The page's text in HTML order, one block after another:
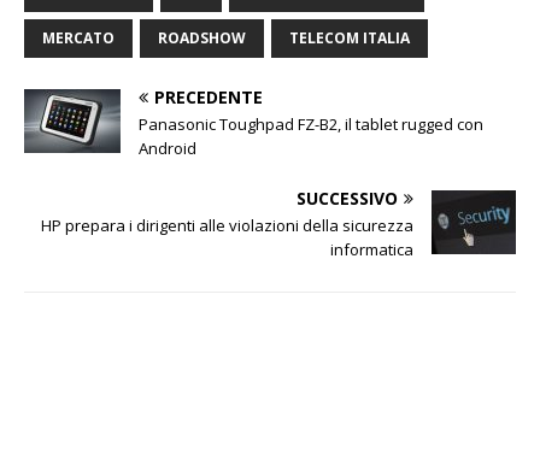
MERCATO ROADSHOW TELECOM ITALIA
PRECEDENTE
Panasonic Toughpad FZ-B2, il tablet rugged con
Android
SUCCESSIVO
HP prepara i dirigenti alle violazioni della sicurezza
informatica